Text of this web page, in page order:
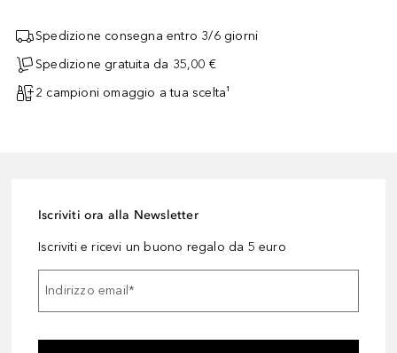
Spedizione consegna entro 3/6 giorni
Spedizione gratuita da 35,00 €
2 campioni omaggio a tua scelta¹
Iscriviti ora alla Newsletter
Iscriviti e ricevi un buono regalo da 5 euro
Indirizzo email*